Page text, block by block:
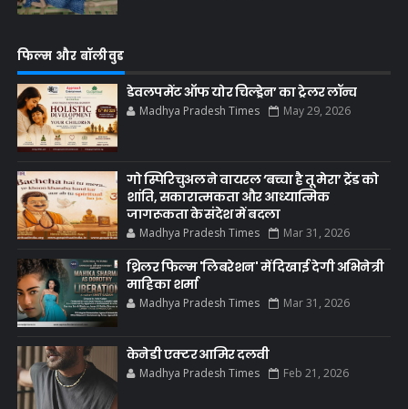
फिल्म और बॉलीवुड
डेवलपमेंट ऑफ योर चिल्ड्रेन’ का ट्रेलर लॉन्च
Madhya Pradesh Times May 29, 2026
गो स्पिरिचुअल ने वायरल ‘बच्चा है तू मेरा’ ट्रेंड को
शांति, सकारात्मकता और आध्यात्मिक
जागरूकता के संदेश में बदला
Madhya Pradesh Times Mar 31, 2026
थ्रिलर फिल्म 'लिबरेशन' में दिखाई देगी अभिनेत्री
माहिका शर्मा
Madhya Pradesh Times Mar 31, 2026
केनेडी एक्टर आमिर दलवी
Madhya Pradesh Times Feb 21, 2026